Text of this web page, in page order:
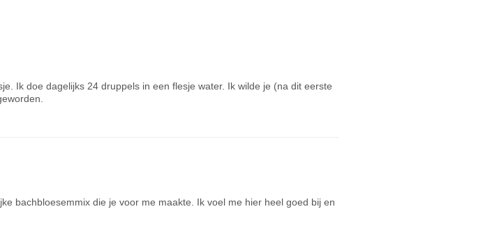
Ik doe dagelijks 24 druppels in een flesje water. Ik wilde je (na dit eerste
bachbloesemmix die je voor me maakte. Ik voel me hier heel goed bij en